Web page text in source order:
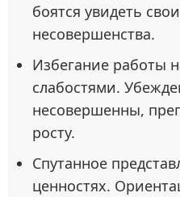
боятся увидеть
несовершенства.
Избегание работы
слабостями.
несовершенны,
росту.
Спутанное
ценностях.